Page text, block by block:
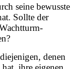
seine bewusste
Sollte der
denen